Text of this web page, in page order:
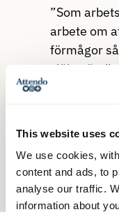
This website uses
We use cookies,
content and ads, to
analyse our traffic.
information about
”Som
arbete om
förmågor
se glädjen
egen hand
har gjort